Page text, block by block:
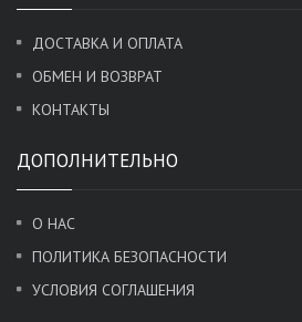
ДОСТАВКА И ОПЛАТА
ОБМЕН И ВОЗВРАТ
КОНТАКТЫ
ДОПОЛНИТЕЛЬНО
О НАС
ПОЛИТИКА БЕЗОПАСНОСТИ
УСЛОВИЯ СОГЛАШЕНИЯ